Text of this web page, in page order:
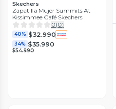
Skechers
Zapatilla Mujer Summits At
Kissimmee Café Skechers
0(0)
40% $32.990
34% $35.990
$54.990